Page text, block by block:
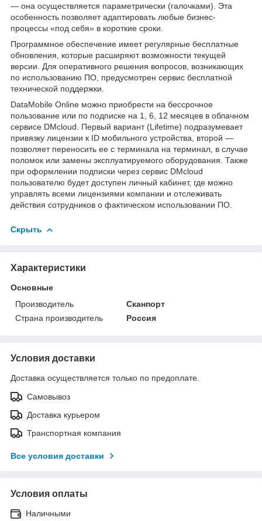
— она осуществляется параметрически (галочками). Эта
особенность позволяет адаптировать любые бизнес-
процессы «под себя» в короткие сроки.
Программное обеспечение имеет регулярные бесплатные
обновления, которые расширяют возможности текущей
версии. Для оперативного решения вопросов, возникающих
по использованию ПО, предусмотрен сервис бесплатной
технической поддержки.
DataMobile Online можно приобрести на бессрочное
пользование или по подписке на 1, 6, 12 месяцев в облачном
сервисе DMcloud. Первый вариант (Lifetime) подразумевает
привязку лицензии к ID мобильного устройства, второй —
позволяет переносить ее с терминала на терминал, в случае
поломок или замены эксплуатируемого оборудования. Также
при оформлении подписки через сервис DMcloud
пользователю будет доступен личный кабинет, где можно
управлять всеми лицензиями компании и отслеживать
действия сотрудников о фактическом использовании ПО.
Скрыть
Характеристики
Основные
Производитель
Сканпорт
Страна производитель
Россия
Условия доставки
Доставка осуществляется только по предоплате.
Самовывоз
Доставка курьером
Транспортная компания
Все условия доставки
Условия оплаты
Наличными